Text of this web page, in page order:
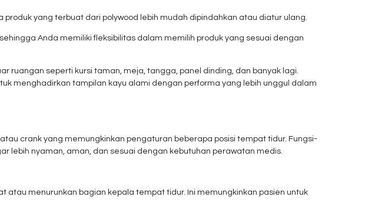
produk yang terbuat dari polywood lebih mudah dipindahkan atau diatur ulang.
Anda memiliki fleksibilitas dalam memilih produk yang sesuai dengan
ruangan seperti kursi taman, meja, tangga, panel dinding, dan banyak lagi.
menghadirkan tampilan kayu alami dengan performa yang lebih unggul dalam
crank yang memungkinkan pengaturan beberapa posisi tempat tidur. Fungsi-
lebih nyaman, aman, dan sesuai dengan kebutuhan perawatan medis.
atau menurunkan bagian kepala tempat tidur. Ini memungkinkan pasien untuk